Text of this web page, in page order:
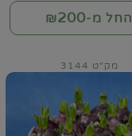
החל מ-₪200
מק"ט 3144